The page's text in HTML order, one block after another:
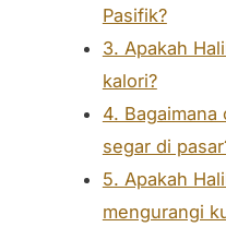
Pasifik?
3. Apakah
kalori?
4. Bagaimana
segar di
5. Apakah
mengurangi